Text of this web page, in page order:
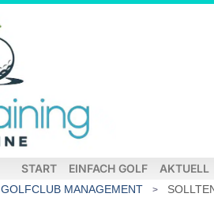
START EINFACH GOLF AKTUELL
GOLFCLUB MANAGEMENT